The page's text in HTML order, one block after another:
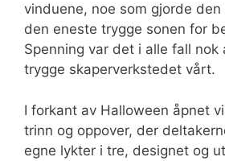
vinduene, noe som gjorde
den eneste trygge sonen for
Spenning var det i alle fall nok
trygge skaperverkstedet vårt.
I forkant av Halloween åpnet
trinn og oppover, der
egne lykter i tre, designet og